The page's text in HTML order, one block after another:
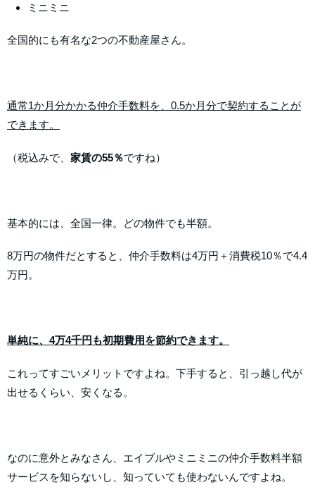
ミニミニ
全国的にも有名な2つの不動産屋さん。
通常1か月分かかる仲介手数料を、0.5か月分で契約することが
できます。
（税込みで、 家賃の55％ですね）
基本的には、全国一律。どの物件でも半額。
8万円の物件だとすると、仲介手数料は4万円＋消費税10％で4.4
万円。
単純に、4万4千円も初期費用を節約できます。
これってすごいメリットですよね。下手すると、引っ越し代が
出せるくらい、安くなる。
なのに意外とみなさん、エイブルやミニミニの仲介手数料半額
サービスを知らないし、知っていても使わないんですよね。